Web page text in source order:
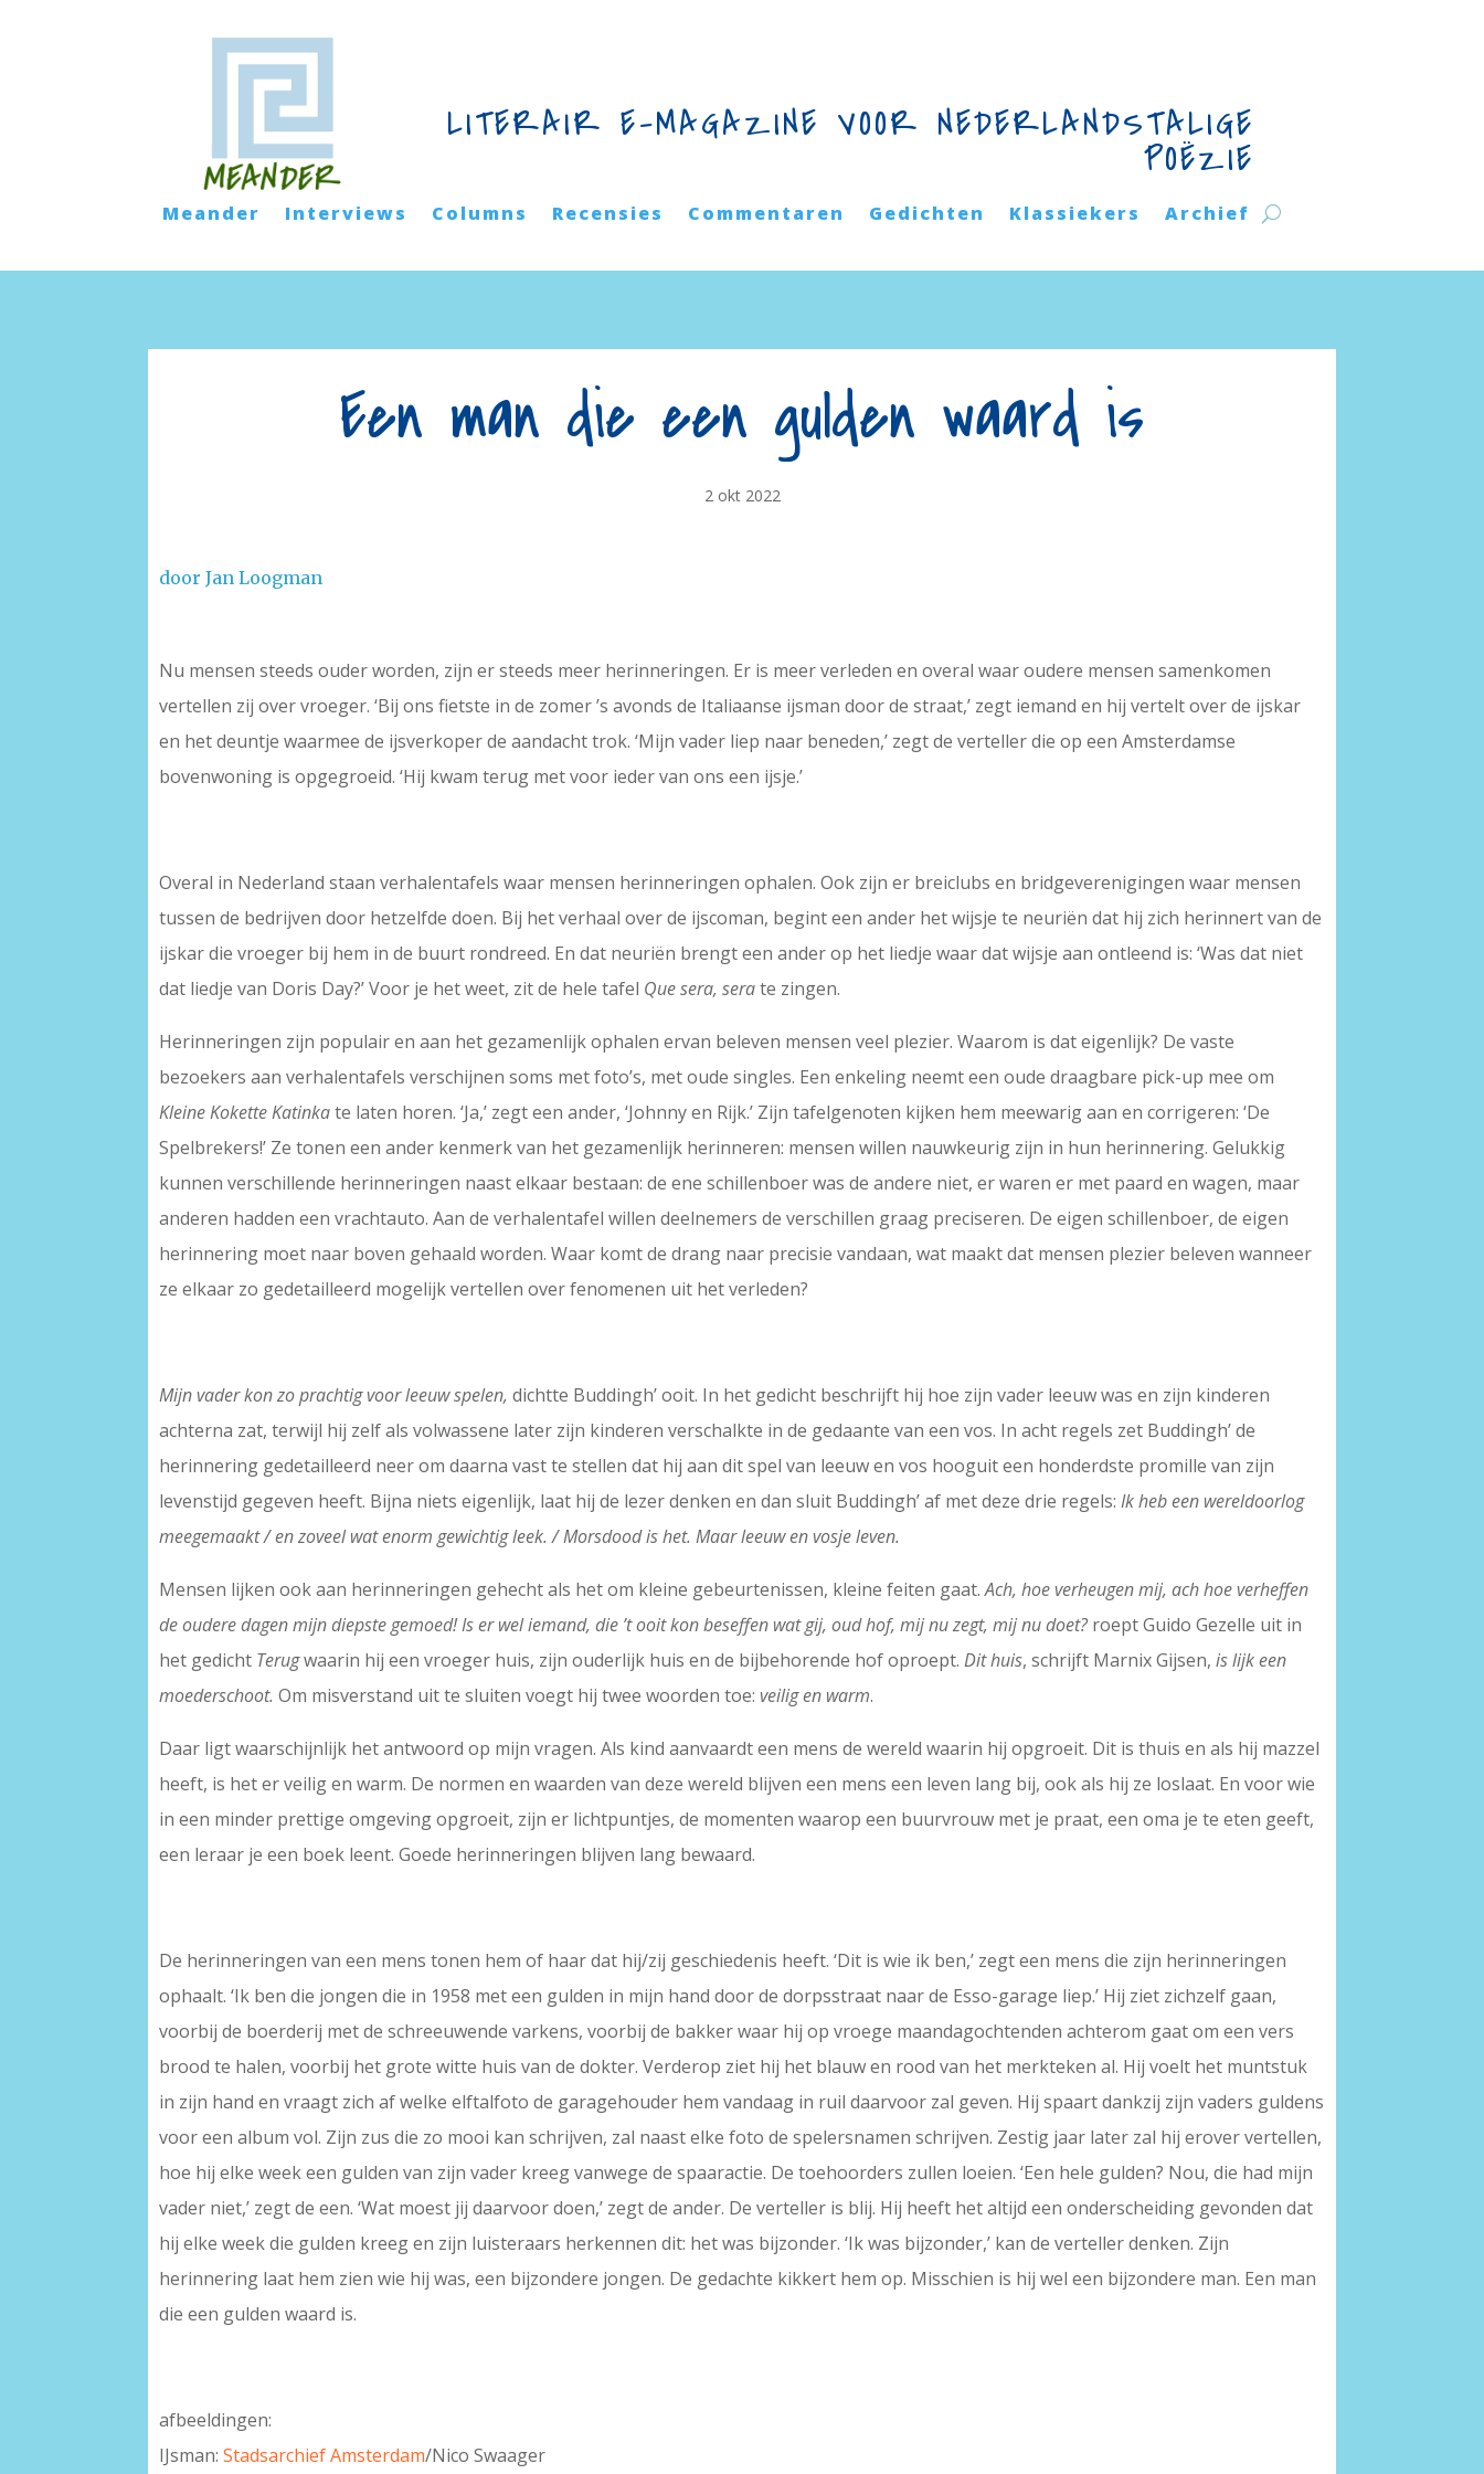
LITERAIR E-MAGAZINE VOOR NEDERLANDSTALIGE
POËZIE
Meander Interviews Columns Recensies Commentaren Gedichten Klassiekers Archief
Een man die een gulden waard is
2 okt 2022
door Jan Loogman
Nu mensen steeds ouder worden, zijn er steeds meer herinneringen. Er is meer verleden en overal waar oudere mensen samenkomen
vertellen zij over vroeger. ‘Bij ons fietste in de zomer ’s avonds de Italiaanse ijsman door de straat,’ zegt iemand en hij vertelt over de ijskar
en het deuntje waarmee de ijsverkoper de aandacht trok. ‘Mijn vader liep naar beneden,’ zegt de verteller die op een Amsterdamse
bovenwoning is opgegroeid. ‘Hij kwam terug met voor ieder van ons een ijsje.’
Overal in Nederland staan verhalentafels waar mensen herinneringen ophalen. Ook zijn er breiclubs en bridgeverenigingen waar mensen
tussen de bedrijven door hetzelfde doen. Bij het verhaal over de ijscoman, begint een ander het wijsje te neuriën dat hij zich herinnert van de
ijskar die vroeger bij hem in de buurt rondreed. En dat neuriën brengt een ander op het liedje waar dat wijsje aan ontleend is: ‘Was dat niet
dat liedje van Doris Day?’ Voor je het weet, zit de hele tafel Que sera, serate zingen.
Herinneringen zijn populair en aan het gezamenlijk ophalen ervan beleven mensen veel plezier. Waarom is dat eigenlijk? De vaste
bezoekers aan verhalentafels verschijnen soms met foto’s, met oude singles. Een enkeling neemt een oude draagbare pick-up mee om
Kleine Kokette Katinkate laten horen. ‘Ja,’ zegt een ander, ‘Johnny en Rijk.’ Zijn tafelgenoten kijken hem meewarig aan en corrigeren: ‘De
Spelbrekers!’ Ze tonen een ander kenmerk van het gezamenlijk herinneren: mensen willen nauwkeurig zijn in hun herinnering. Gelukkig
kunnen verschillende herinneringen naast elkaar bestaan: de ene schillenboer was de andere niet, er waren er met paard en wagen, maar
anderen hadden een vrachtauto. Aan de verhalentafel willen deelnemers de verschillen graag preciseren. De eigen schillenboer, de eigen
herinnering moet naar boven gehaald worden. Waar komt de drang naar precisie vandaan, wat maakt dat mensen plezier beleven wanneer
ze elkaar zo gedetailleerd mogelijk vertellen over fenomenen uit het verleden?
Mijn vader kon zo prachtig voor leeuw spelen, dichtte Buddingh’ ooit. In het gedicht beschrijft hij hoe zijn vader leeuw was en zijn kinderen
achterna zat, terwijl hij zelf als volwassene later zijn kinderen verschalkte in de gedaante van een vos. In acht regels zet Buddingh’ de
herinnering gedetailleerd neer om daarna vast te stellen dat hij aan dit spel van leeuw en vos hooguit een honderdste promille van zijn
levenstijd gegeven heeft. Bijna niets eigenlijk, laat hij de lezer denken en dan sluit Buddingh’ af met deze drie regels:Ik heb een wereldoorlog
meegemaakt / en zoveel wat enorm gewichtig leek. / Morsdood is het. Maar leeuw en vosje leven.
Mensen lijken ook aan herinneringen gehecht als het om kleine gebeurtenissen, kleine feiten gaat.Ach, hoe verheugen mij, ach hoe verheffen
de oudere dagen mijn diepste gemoed! Is er wel iemand, die ’t ooit kon beseffen wat gij, oud hof, mij nu zegt, mij nu doet?roept Guido Gezelle uit in
het gedicht Terugwaarin hij een vroeger huis, zijn ouderlijk huis en de bijbehorende hof oproept.Dit huis, schrijft Marnix Gijsen,is lijk een
moederschoot.Om misverstand uit te sluiten voegt hij twee woorden toe:veilig en warm.
Daar ligt waarschijnlijk het antwoord op mijn vragen. Als kind aanvaardt een mens de wereld waarin hij opgroeit. Dit is thuis en als hij mazzel
heeft, is het er veilig en warm. De normen en waarden van deze wereld blijven een mens een leven lang bij, ook als hij ze loslaat. En voor wie
in een minder prettige omgeving opgroeit, zijn er lichtpuntjes, de momenten waarop een buurvrouw met je praat, een oma je te eten geeft,
een leraar je een boek leent. Goede herinneringen blijven lang bewaard.
De herinneringen van een mens tonen hem of haar dat hij/zij geschiedenis heeft. ‘Dit is wie ik ben,’ zegt een mens die zijn herinneringen
ophaalt. ‘Ik ben die jongen die in 1958 met een gulden in mijn hand door de dorpsstraat naar de Esso-garage liep.’ Hij ziet zichzelf gaan,
voorbij de boerderij met de schreeuwende varkens, voorbij de bakker waar hij op vroege maandagochtenden achterom gaat om een vers
brood te halen, voorbij het grote witte huis van de dokter. Verderop ziet hij het blauw en rood van het merkteken al. Hij voelt het muntstuk
in zijn hand en vraagt zich af welke elftalfoto de garagehouder hem vandaag in ruil daarvoor zal geven. Hij spaart dankzij zijn vaders guldens
voor een album vol. Zijn zus die zo mooi kan schrijven, zal naast elke foto de spelersnamen schrijven. Zestig jaar later zal hij erover vertellen,
hoe hij elke week een gulden van zijn vader kreeg vanwege de spaaractie. De toehoorders zullen loeien. ‘Een hele gulden? Nou, die had mijn
vader niet,’ zegt de een. ‘Wat moest jij daarvoor doen,’ zegt de ander. De verteller is blij. Hij heeft het altijd een onderscheiding gevonden dat
hij elke week die gulden kreeg en zijn luisteraars herkennen dit: het was bijzonder. ‘Ik was bijzonder,’ kan de verteller denken. Zijn
herinnering laat hem zien wie hij was, een bijzondere jongen. De gedachte kikkert hem op. Misschien is hij wel een bijzondere man. Een man
die een gulden waard is.
afbeeldingen:
IJsman:Stadsarchief Amsterdam/Nico Swaager